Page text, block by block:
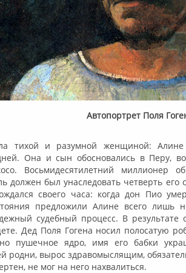
Автопортрет Поля
тихой и разумной женщиной: Алине
Она и сын обосновались в Перу,
Восьмидесятилетний миллионер
должен был унаследовать четверть его
своего часа: когда дон Пио
предложили Алине всего лишь
судебный процесс. В
Дед Поля Гогена носил полосатую
пушечное ядро, имя его бабки
родни, вырос здравомыслящим,
не мог на него нахвалиться.